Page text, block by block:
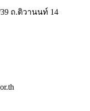
ถ.ติวานนท์ 14